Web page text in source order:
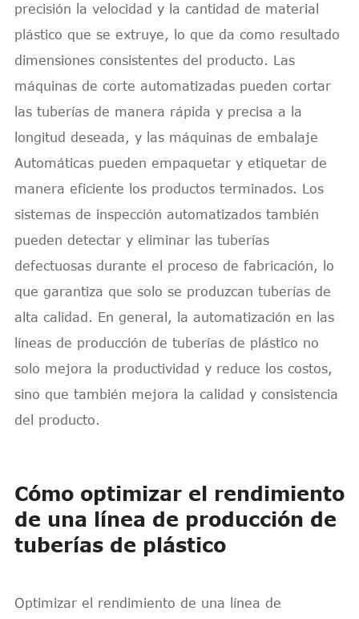
precisión la velocidad y la cantidad de material
plástico que se extruye, lo que da como resultado
dimensiones consistentes del producto. Las
máquinas de corte automatizadas pueden cortar
las tuberías de manera rápida y precisa a la
longitud deseada, y las máquinas de embalaje
Automáticas pueden empaquetar y etiquetar de
manera eficiente los productos terminados. Los
sistemas de inspección automatizados también
pueden detectar y eliminar las tuberías
defectuosas durante el proceso de fabricación, lo
que garantiza que solo se produzcan tuberías de
alta calidad. En general, la automatización en las
líneas de producción de tuberías de plástico no
solo mejora la productividad y reduce los costos,
sino que también mejora la calidad y consistencia
del producto.
Cómo optimizar el rendimiento
de una línea de producción de
tuberías de plástico
Optimizar el rendimiento de una línea de